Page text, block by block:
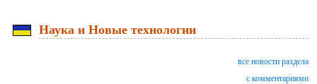
Наука и Новые технологии
все новости раздела
с комментариями